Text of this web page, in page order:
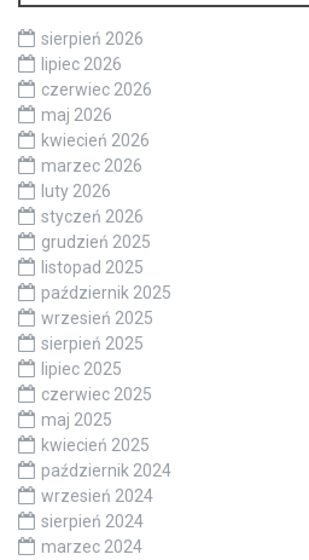
sierpień 2026
lipiec 2026
czerwiec 2026
maj 2026
kwiecień 2026
marzec 2026
luty 2026
styczeń 2026
grudzień 2025
listopad 2025
październik 2025
wrzesień 2025
sierpień 2025
lipiec 2025
czerwiec 2025
maj 2025
kwiecień 2025
październik 2024
wrzesień 2024
sierpień 2024
marzec 2024